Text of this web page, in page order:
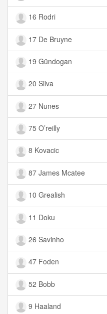
16 Rodri
17 De Bruyne
19 Gündogan
20 Silva
27 Nunes
75 O’reilly
8 Kovacic
87 James Mcatee
10 Grealish
11 Doku
26 Savinho
47 Foden
52 Bobb
9 Haaland